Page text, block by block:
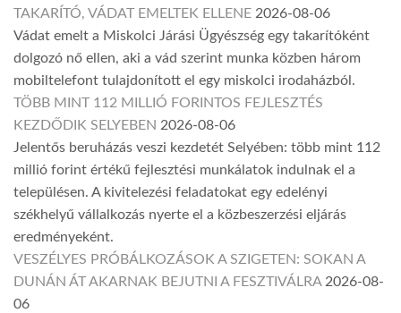
TAKARÍTÓ, VÁDAT EMELTEK ELLENE 2026-08-06
Vádat emelt a Miskolci Járási Ügyészség egy takarítóként
dolgozó nő ellen, aki a vád szerint munka közben három
mobiltelefont tulajdonított el egy miskolci irodaházból.
TÖBB MINT 112 MILLIÓ FORINTOS FEJLESZTÉS
KEZDŐDIK SELYEBEN 2026-08-06
Jelentős beruházás veszi kezdetét Selyében: több mint 112
millió forint értékű fejlesztési munkálatok indulnak el a
településen. A kivitelezési feladatokat egy edelényi
székhelyű vállalkozás nyerte el a közbeszerzési eljárás
eredményeként.
VESZÉLYES PRÓBÁLKOZÁSOK A SZIGETEN: SOKAN A
DUNÁN ÁT AKARNAK BEJUTNI A FESZTIVÁLRA 2026-08-
06